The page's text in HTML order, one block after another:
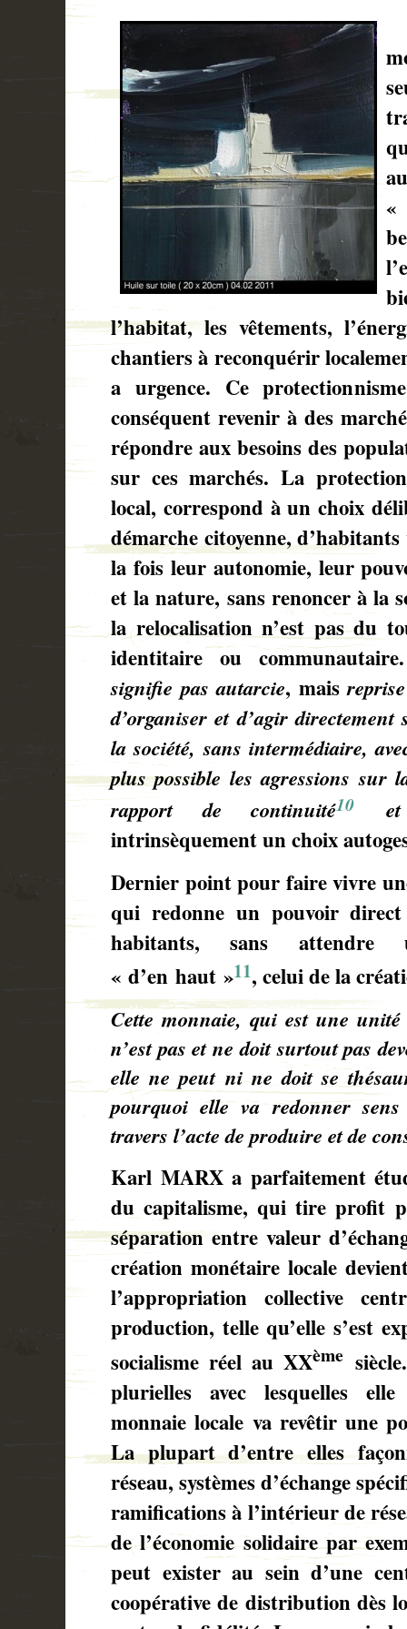
«
l’habitat, les vêtements,
chantiers à reconquérir
a urgence. Ce
conséquent revenir à des
répondre aux besoins des
sur ces marchés. La
local, correspond à un choix
démarche citoyenne,
la fois leur autonomie, leur
et la nature, sans renoncer à la
la relocalisation n’est pas du
identitaire ou
signifie pas autarcie, mais
d’organiser et d’agir
la société, sans intermédiaire,
plus possible les agressions sur
rapport de continuité10 et
intrinsèquement un choix
Dernier point pour faire vivre
qui redonne un pouvoir
habitants, sans attendre
« d’en haut »11, celui de la
Cette monnaie, qui est une unité
n’est pas et ne doit surtout pas
elle ne peut ni ne doit se
pourquoi elle va redonner
travers l’acte de produire et de
Karl MARX a parfaitement
du capitalisme, qui tire profit
séparation entre valeur
création monétaire locale
l’appropriation collective
production, telle qu’elle s’est
socialisme réel au XXème
plurielles avec lesquelles
monnaie locale va revêtir une
La plupart d’entre elles
réseau, systèmes d’échange
ramifications à l’intérieur de
de l’économie solidaire par
peut exister au sein d’une
coopérative de distribution dès